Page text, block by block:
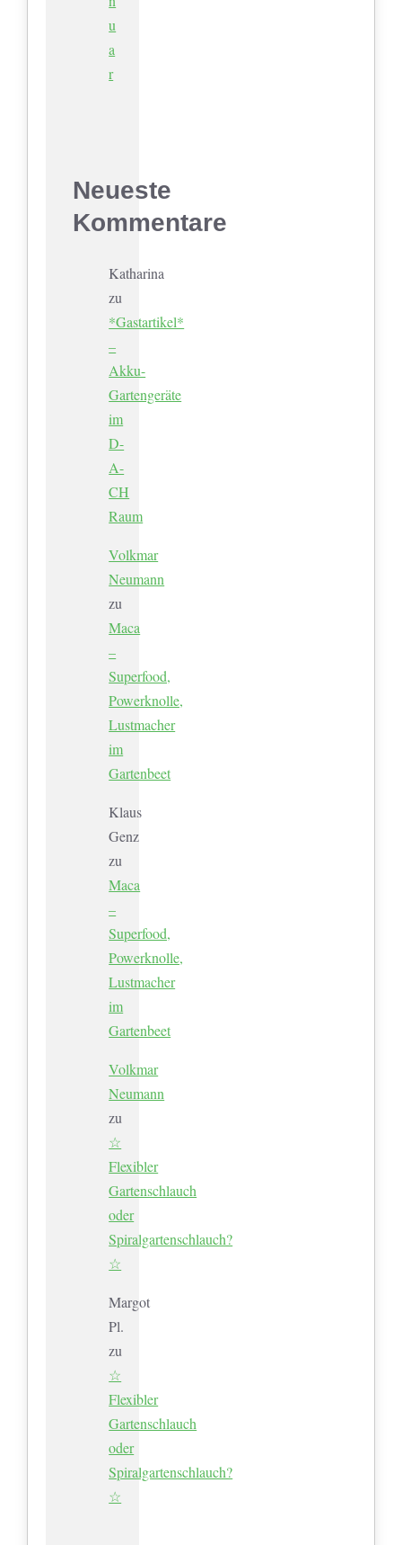
u
a
r
Neueste
Kommentare
Katharina
zu
*Gastartikel*
–
Akku-
Gartengeräte
im
D-
A-
CH
Raum
Volkmar
Neumann
zu
Maca
–
Superfood,
Powerknolle,
Lustmacher
im
Gartenbeet
Klaus
Genz
zu
Maca
–
Superfood,
Powerknolle,
Lustmacher
im
Gartenbeet
Volkmar
Neumann
zu
☆
Flexibler
Gartenschlauch
oder
Spiralgartenschlauch?
☆
Margot
Pl.
zu
☆
Flexibler
Gartenschlauch
oder
Spiralgartenschlauch?
☆